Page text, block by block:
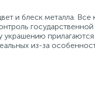
и блеск металла. Все
прилагаются
из-за